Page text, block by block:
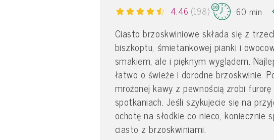
4.46 (198) 60 min.
Ciasto brzoskwiniowe składa się z
biszkoptu, śmietankowej pianki i
smakiem, ale i pięknym wyglądem.
łatwo o świeże i dorodne brzoskwinie.
mrożonej kawy z pewnością zrobi
spotkaniach. Jeśli szykujecie się na
ochotę na słodkie co nieco, koniecznie
ciasto z brzoskwiniami.